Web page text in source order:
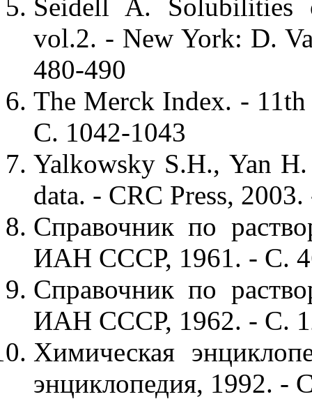
Seidell A. Solubilities
vol.2. - New York: D.
480-490
The Merck Index. -
С. 1042-1043
Yalkowsky S.H., Yan
data. - CRC Press,
Справочник по
ИАН СССР, 1961. - С.
Справочник по
ИАН СССР, 1962. - С.
Химическая
энциклопедия, 1992. -